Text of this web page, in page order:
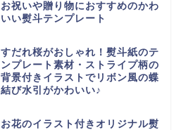
お祝いや贈り物におすすめのかわ
いい熨斗テンプレート
すだれ桜がおしゃれ！熨斗紙のテ
ンプレート素材・ストライプ柄の
背景付きイラストでリボン風の蝶
結び水引がかわいい♪
お花のイラスト付きオリジナル熨